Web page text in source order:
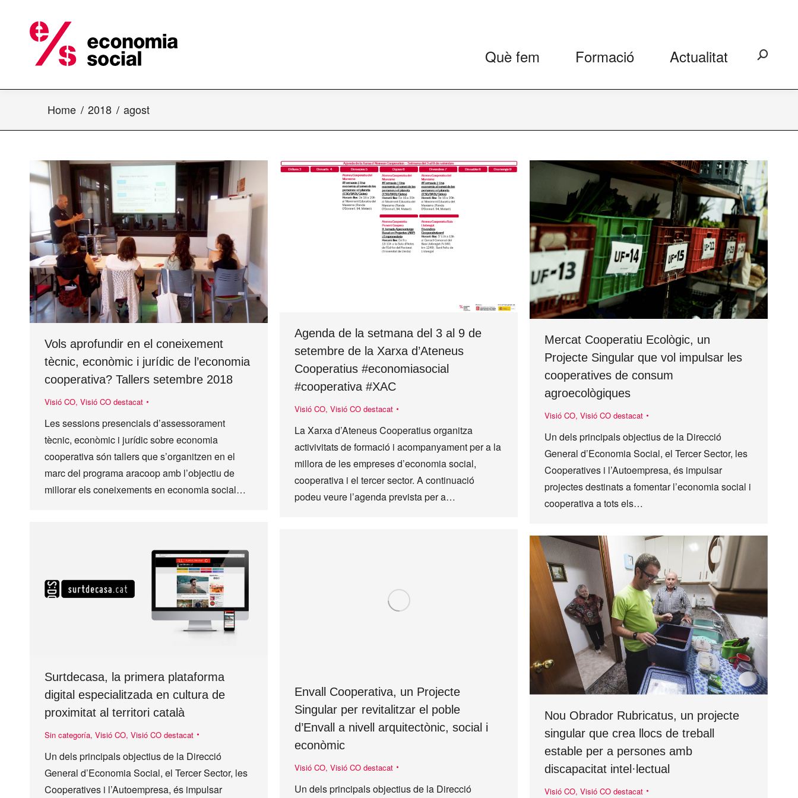
Què fem Formació Actualitat Search:
Home 2018 agost
Vols aprofundir en el coneixement
tècnic, econòmic i jurídic de l’economia
cooperativa? Tallers setembre 2018
Visió CO, Visió CO destacat
Les sessions presencials d’assessorament
tècnic, econòmic i jurídic sobre economia
cooperativa són tallers que s’organitzen en el
marc del programa aracoop amb l’objectiu de
millorar els coneixements en economia social…
Agenda de la setmana del 3 al 9 de
setembre de la Xarxa d’Ateneus
Cooperatius #economiasocial
#cooperativa #XAC
Visió CO, Visió CO destacat
La Xarxa d’Ateneus Cooperatius organitza
activivitats de formació i acompanyament per a la
millora de les empreses d’economia social,
cooperativa i el tercer sector. A continuació
podeu veure l’agenda prevista per a…
Mercat Cooperatiu Ecològic, un
Projecte Singular que vol impulsar les
cooperatives de consum
agroecològiques
Visió CO, Visió CO destacat
Un dels principals objectius de la Direcció
General d’Economia Social, el Tercer Sector, les
Cooperatives i l’Autoempresa, és impulsar
projectes destinats a fomentar l’economia social i
cooperativa a tots els…
Surtdecasa, la primera plataforma
digital especialitzada en cultura de
proximitat al territori català
Sin categoría, Visió CO, Visió CO destacat
Un dels principals objectius de la Direcció
General d’Economia Social, el Tercer Sector, les
Cooperatives i l’Autoempresa, és impulsar
Envall Cooperativa, un Projecte
Singular per revitalitzar el poble
d’Envall a nivell arquitectònic, social i
econòmic
Visió CO, Visió CO destacat
Un dels principals objectius de la Direcció
Nou Obrador Rubricatus, un projecte
singular que crea llocs de treball
estable per a persones amb
discapacitat intel·lectual
Visió CO, Visió CO destacat